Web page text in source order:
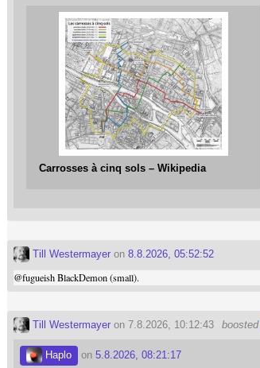
Carrosses à cinq sols – Wikipedia
Till Westermayer on8.8.2026, 05:52:52
@fugueishBlackDemon (small).
boosted
Till Westermayer on 7.8.2026, 10:12:43
Haplo on5.8.2026, 08:21:17